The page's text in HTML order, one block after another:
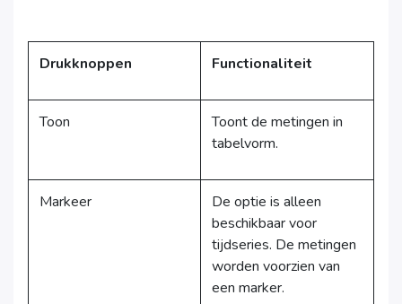
Drukknoppen Functionaliteit
Toon
Toont de metingen in
tabelvorm.
Markeer
De optie is alleen
beschikbaar voor
tijdseries. De metingen
worden voorzien van
een marker.